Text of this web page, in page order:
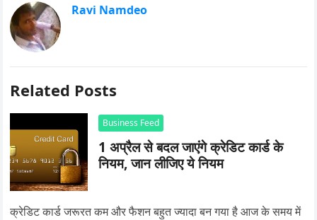
Ravi Namdeo
Related Posts
Business Feed
1 अप्रैल से बदल जाएंगे क्रेडिट कार्ड के
नियम, जान लीजिए ये नियम
क्रेडिट कार्ड जरूरत कम और फैशन बहुत ज्यादा बन गया है आज के समय में